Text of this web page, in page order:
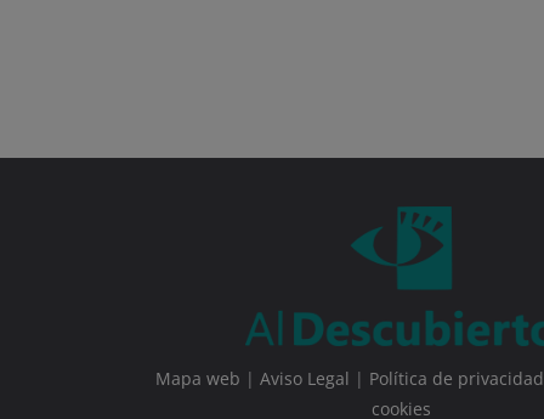
Mapa web | Aviso Legal | Política de privacidad
cookies